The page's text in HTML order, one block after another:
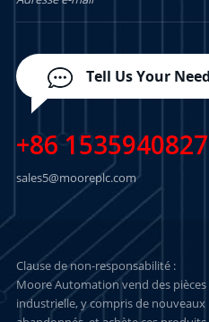
Tell Us Your
+86
sales5@mooreplc.com
Clause de non-responsabilité :
Moore Automation vend des
industrielle, y compris de